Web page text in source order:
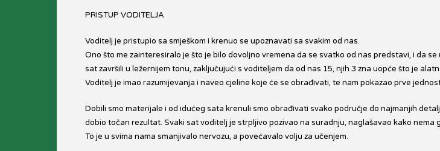
PRISTUP VODITELJA
Voditelj je pristupio sa smješkom i krenuo se upoznavati sa svakim od nas.
Ono što me zainteresiralo je što je bilo dovoljno vremena da se svatko od nas predstavi, i da
sat završili u ležernijem tonu, zaključujući s voditeljem da od nas 15, njih 3 zna uopće što je
Voditelj je imao razumijevanja i naveo cjeline koje će se obrađivati, te nam pokazao prve
Dobili smo materijale i od idućeg sata krenuli smo obrađivati svako područje do najmanjih
dobio točan rezultat. Svaki sat voditelj je strpljivo pozivao na suradnju, naglašavao kako nema
To je u svima nama smanjivalo nervozu, a povećavalo volju za učenjem.